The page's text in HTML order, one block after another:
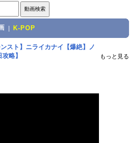
K-POP
ンスト】ニライカナイ【爆絶】ノ
略】
もっと見る